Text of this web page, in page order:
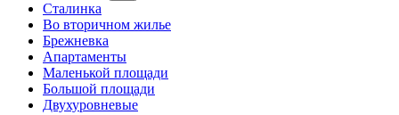
Сталинка
Во вторичном жилье
Брежневка
Апартаменты
Маленькой площади
Большой площади
Двухуровневые